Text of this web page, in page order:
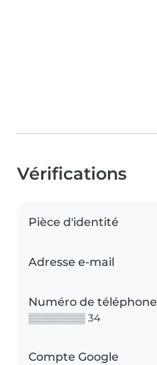
Vérifications
Pièce d'identité
Adresse e-mail
Numéro de téléphone
▒▒▒▒▒▒▒▒ 34
Compte Google